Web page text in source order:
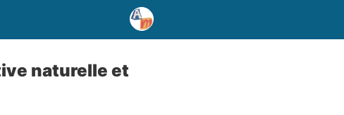
naturelle et